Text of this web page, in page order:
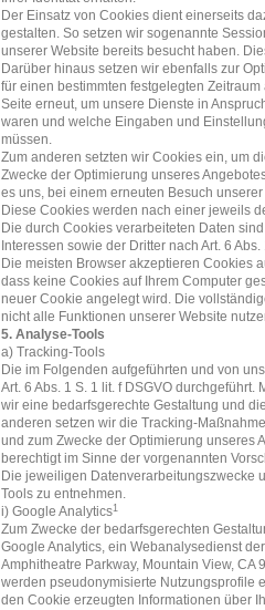
Der Einsatz von Cookies dient einerseits
gestalten. So setzen wir sogenannte
unserer Website bereits besucht haben.
Darüber hinaus setzen wir ebenfalls zur
für einen bestimmten festgelegten
Seite erneut, um unsere Dienste in
waren und welche Eingaben und
müssen.
Zum anderen setzten wir Cookies ein, um
Zwecke der Optimierung unseres
es uns, bei einem erneuten Besuch
Diese Cookies werden nach einer jeweils
Die durch Cookies verarbeiteten Daten
Interessen sowie der Dritter nach Art. 6
Die meisten Browser akzeptieren Cookies
dass keine Cookies auf Ihrem Computer
neuer Cookie angelegt wird. Die
nicht alle Funktionen unserer Website
5. Analyse-Tools
a) Tracking-Tools
Die im Folgenden aufgeführten und von
Art. 6 Abs. 1 S. 1 lit. f DSGVO
wir eine bedarfsgerechte Gestaltung und
anderen setzen wir die Tracking-
und zum Zwecke der Optimierung unseres
berechtigt im Sinne der vorgenannten
Die jeweiligen Datenverarbeitungszwecke
Tools zu entnehmen.
i) Google Analytics1
Zum Zwecke der bedarfsgerechten
Google Analytics, ein Webanalysedienst
Amphitheatre Parkway, Mountain View, CA
werden pseudonymisierte Nutzungsprofile
den Cookie erzeugten Informationen über